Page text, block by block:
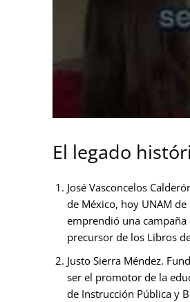
El legado
José Vasconcelos
de México, hoy UNAM de
emprendió una
precursor de los Libros
Justo Sierra Méndez.
ser el promotor de la
de Instrucción Pública y